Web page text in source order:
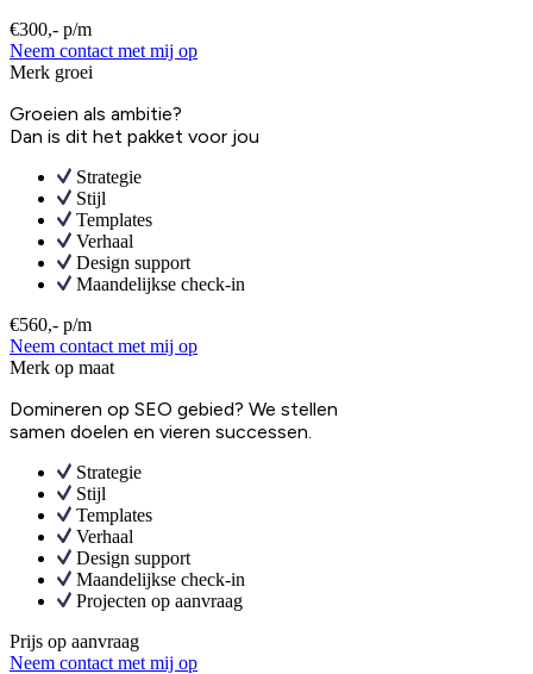
€300,- p/m
Neem contact met mij op
Merk groei
Groeien als ambitie?
Dan is dit het pakket voor jou
Strategie
Stijl
Templates
Verhaal
Design support
Maandelijkse check-in
€560,- p/m
Neem contact met mij op
Merk op maat
Domineren op SEO gebied? We stellen
samen doelen en vieren successen.
Strategie
Stijl
Templates
Verhaal
Design support
Maandelijkse check-in
Projecten op aanvraag
Prijs op aanvraag
Neem contact met mij op